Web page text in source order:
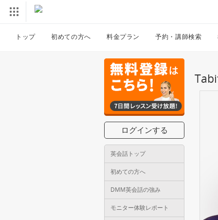
トップ 初めての方へ 料金プラン 予約・講師検索
ログインする
英会話トップ
初めての方へ
DMM英会話の強み
モニター体験レポート